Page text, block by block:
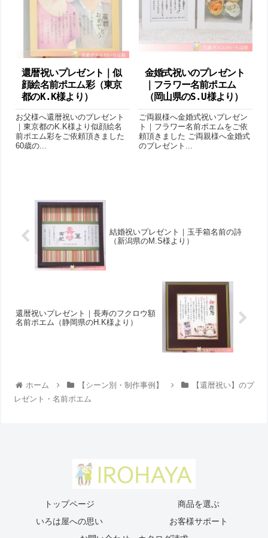
還暦祝いプレゼント｜似
顔絵名前ポエム彩（東京
都のK.K様より ）
お父様へ還暦祝いのプレゼント
｜東京都のK.K様より似顔絵名
前ポエム彩をご依頼頂きました
60歳の...
金婚式祝いのプレゼント
｜フラワー名前ポエム
（岡山県のS.U様より ）
ご両親様へ金婚式祝いプレゼン
ト｜フラワー名前ポエムをご依
頼頂きました ご両親様へ金婚式
のプレゼント...
結婚祝いプレゼント｜玉手箱名前の詩
（新潟県のM.S様より ）
還暦祝いプレゼント｜長寿のフクロウ額
名前ポエム（静岡県のH.K様より ）
ホーム 【シーン別・制作事例】
【還暦祝い】のプ
レゼント・名前ポエム
トップページ
商品を選ぶ
いろは屋への思い
お客様サポート